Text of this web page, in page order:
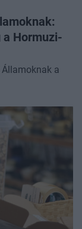
Hormuzi-
a